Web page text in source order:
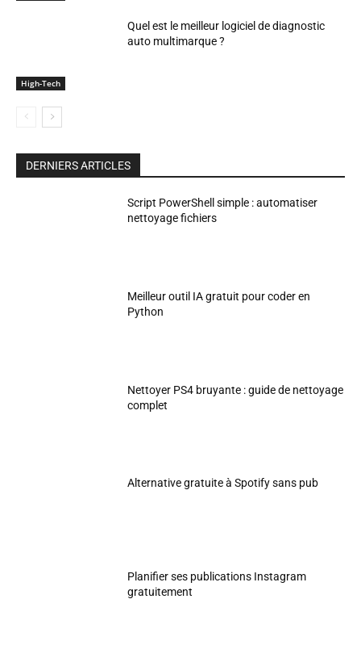
High-Tech
Quel est le meilleur logiciel de diagnostic
auto multimarque ?
DERNIERS ARTICLES
Script PowerShell simple : automatiser
nettoyage fichiers
Meilleur outil IA gratuit pour coder en
Python
Nettoyer PS4 bruyante : guide de nettoyage
complet
Alternative gratuite à Spotify sans pub
Planifier ses publications Instagram
gratuitement